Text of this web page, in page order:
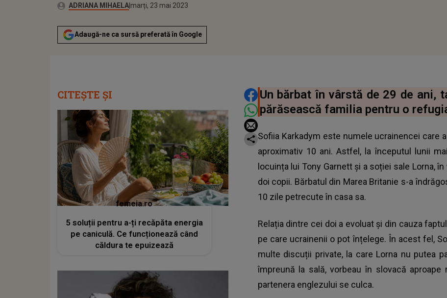
Autor:ADRIANA MIHAELAPublicat:
luni, 23 mai 2022
Actualizat:
marți, 23 mai 2023
Adaugă-ne ca sursă preferată în Google
DISTRIBUIE ARTICOLUL
Un bărbat în vârstă de 29 de ani,
părăsească familia pentru o
Sofiia Karkadym este numele ucrainencei
aproximativ 10 ani. Astfel, la începutul lunii
locuința lui Tony Garnett și a soției sale Lorna,
doi copii. Bărbatul din Marea Britanie s-a
10 zile petrecute în casa sa.
Relația dintre cei doi a evoluat și din cauza
pe care ucrainenii o pot înțelege. În acest fel,
multe discuții private, la care Lorna nu putea
împreună la sală, vorbeau în slovacă
partenera englezului se culca.
CITEȘTE ȘI
femeia.ro
5 soluții pentru a-ți recăpăta energia
pe caniculă. Ce funcționează când
căldura te epuizează